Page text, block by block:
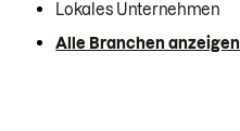
Lokales Unternehmen
Alle Branchen anzeigen